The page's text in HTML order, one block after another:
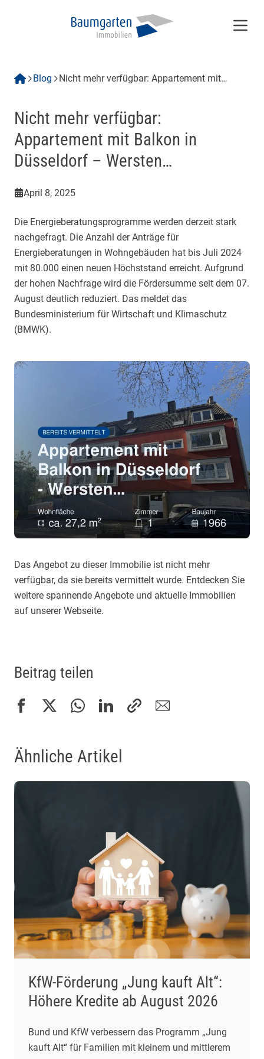
Blog
Nicht mehr verfügbar: Appartement mit
Nicht mehr verfügbar:
Appartement mit Balkon in
Düsseldorf – Wersten…
April 8, 2025
Die Energieberatungsprogramme werden derzeit stark
nachgefragt. Die Anzahl der Anträge für
Energieberatungen in Wohngebäuden hat bis Juli 2024
mit 80.000 einen neuen Höchststand erreicht. Aufgrund
der hohen Nachfrage wird die Fördersumme seit dem 07.
August deutlich reduziert. Das meldet das
Bundesministerium für Wirtschaft und Klimaschutz
(BMWK).
Das Angebot zu dieser Immobilie ist nicht mehr
verfügbar, da sie bereits vermittelt wurde. Entdecken Sie
weitere spannende Angebote und aktuelle Immobilien
auf unserer Webseite.
Beitrag teilen
Ähnliche Artikel
KfW-Förderung „Jung kauft Alt“:
Höhere Kredite ab August 2026
Bund und KfW verbessern das Programm „Jung
kauft Alt“ für Familien mit kleinem und mittlerem